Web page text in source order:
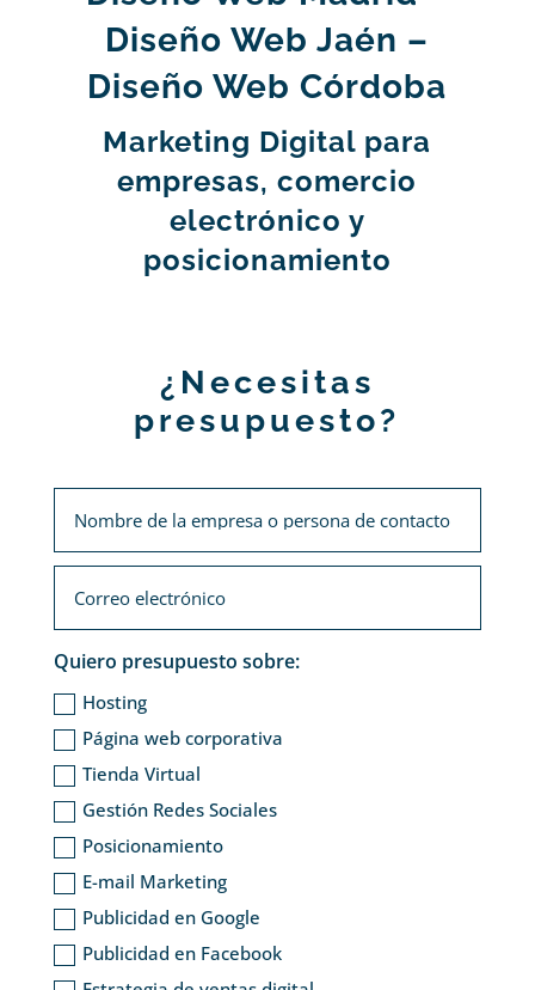
Diseño Web Jaén –
Diseño Web Córdoba
Marketing Digital para
empresas, comercio
electrónico y
posicionamiento
¿Necesitas
presupuesto?
Quiero presupuesto sobre:
Hosting
Página web corporativa
Tienda Virtual
Gestión Redes Sociales
Posicionamiento
E-mail Marketing
Publicidad en Google
Publicidad en Facebook